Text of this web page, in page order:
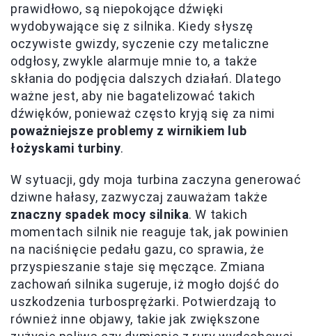
prawidłowo, są niepokojące dźwięki
wydobywające się z silnika. Kiedy słyszę
oczywiste gwizdy, syczenie czy metaliczne
odgłosy, zwykle alarmuje mnie to, a także
skłania do podjęcia dalszych działań. Dlatego
ważne jest, aby nie bagatelizować takich
dźwięków, ponieważ często kryją się za nimi
poważniejsze problemy z wirnikiem lub
łożyskami turbiny.
W sytuacji, gdy moja turbina zaczyna generować
dziwne hałasy, zazwyczaj zauważam także
znaczny spadek mocy silnika. W takich
momentach silnik nie reaguje tak, jak powinien
na naciśnięcie pedału gazu, co sprawia, że
przyspieszanie staje się męczące. Zmiana
zachowań silnika sugeruje, iż mogło dojść do
uszkodzenia turbosprężarki. Potwierdzają to
również inne objawy, takie jak zwiększone